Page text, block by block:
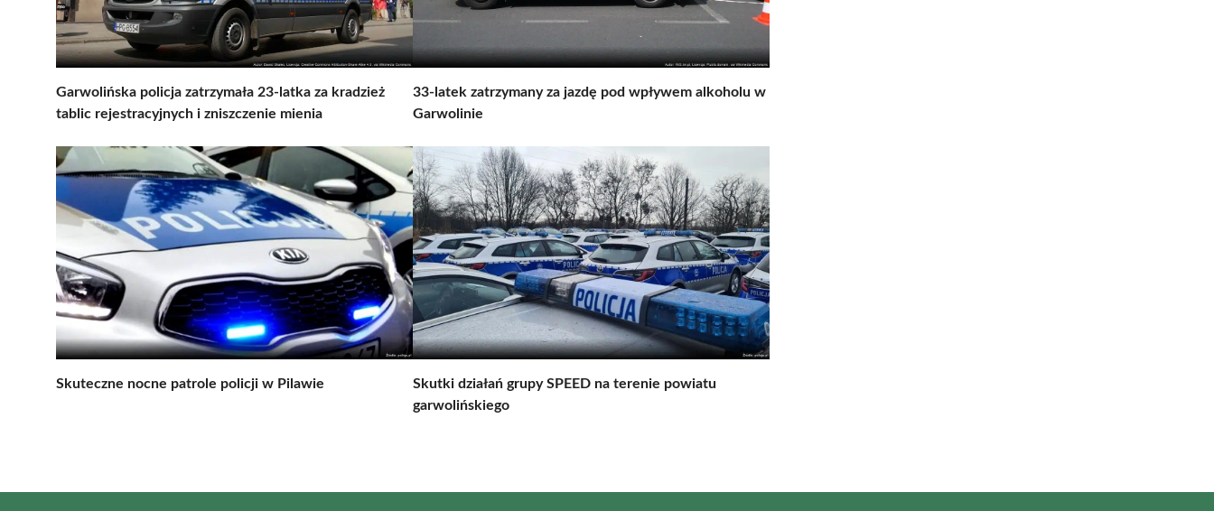
Garwolińska policja zatrzymała 23-latka za kradzież
tablic rejestracyjnych i zniszczenie mienia
33-latek zatrzymany za jazdę pod wpływem alkoholu w
Garwolinie
Skuteczne nocne patrole policji w Pilawie
Skutki działań grupy SPEED na terenie powiatu
garwolińskiego